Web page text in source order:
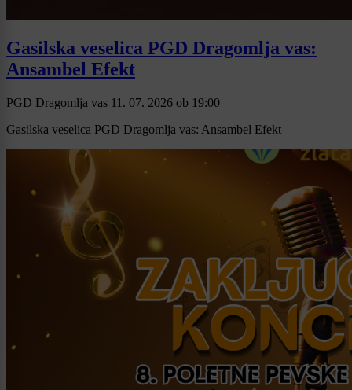
Gasilska veselica PGD Dragomlja vas:
Ansambel Efekt
PGD Dragomlja vas 11. 07. 2026 ob 19:00
Gasilska veselica PGD Dragomlja vas: Ansambel Efekt